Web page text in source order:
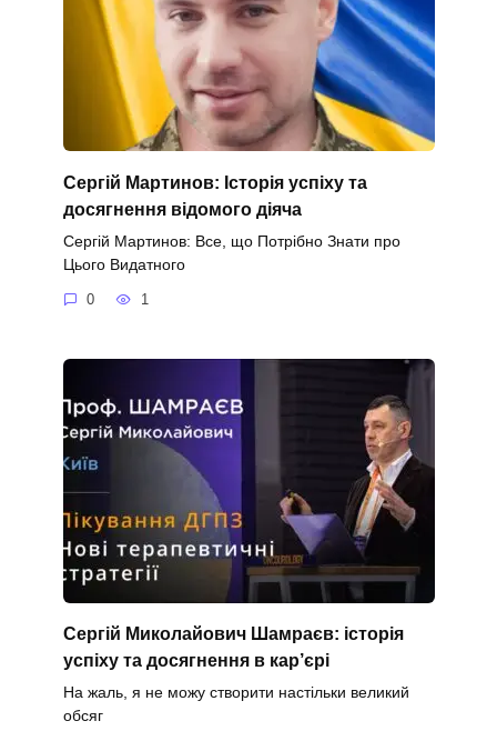
Сергій Мартинов: Історія успіху та
досягнення відомого діяча
Сергій Мартинов: Все, що Потрібно Знати про
Цього Видатного
0 1
Сергій Миколайович Шамраєв: історія
успіху та досягнення в кар’єрі
На жаль, я не можу створити настільки великий
обсяг